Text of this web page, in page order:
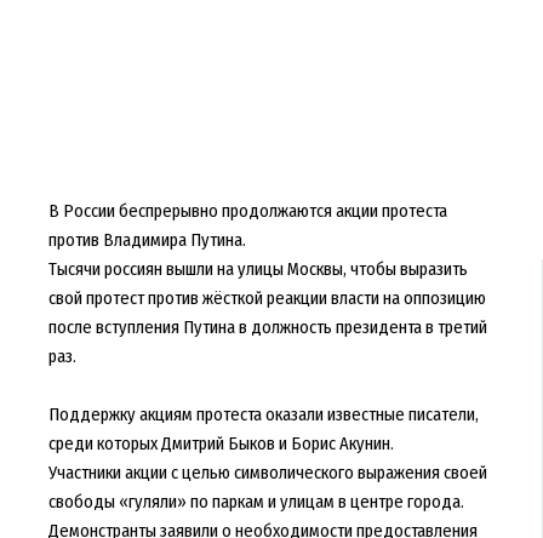
В России беспрерывно продолжаются акции протеста
против Владимира Путина.
Тысячи россиян вышли на улицы Москвы, чтобы выразить
свой протест против жёсткой реакции власти на оппозицию
после вступления Путина в должность президента в третий
раз.
Поддержку акциям протеста оказали известные писатели,
среди которых Дмитрий Быков и Борис Акунин.
Участники акции с целью символического выражения своей
свободы «гуляли» по паркам и улицам в центре города.
Демонстранты заявили о необходимости предоставления